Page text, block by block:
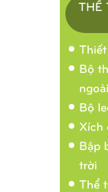
THỂ
Bộ
Bộ
Xích
Bập
trời
Thể